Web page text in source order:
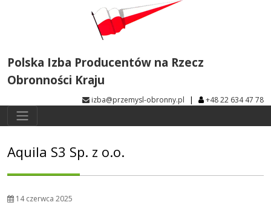
Polska Izba Producentów na Rzecz
Obronności Kraju
izba@przemysl-obronny.pl | +48 22 634 47 78
Aquila S3 Sp. z o.o.
14 czerwca 2025